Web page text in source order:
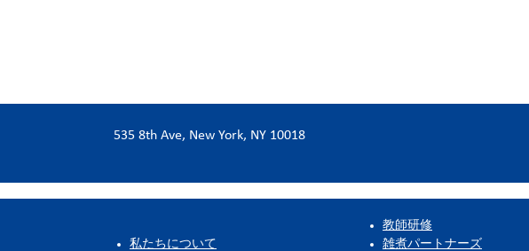
535 8th Ave, New York, NY 10018
私たちについて
教師研修
雑煮パートナーズ